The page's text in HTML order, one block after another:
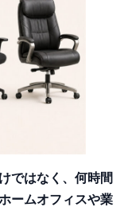
ではなく、何時間
ームオフィスや業
Norwegian